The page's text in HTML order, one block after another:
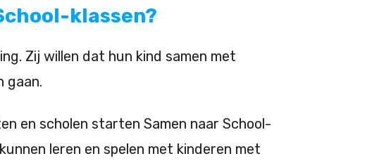
klassen?
Zij willen dat hun kind samen met
gaan.
en scholen starten Samen naar School-
leren en spelen met kinderen met